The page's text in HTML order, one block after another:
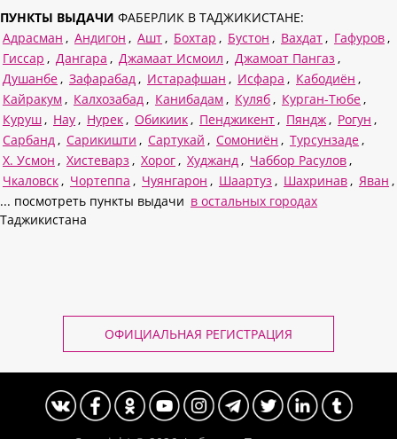
ПУНКТЫ ВЫДАЧИ ФАБЕРЛИК В ТАДЖИКИСТАНЕ:
Адрасман , Андигон , Ашт , Бохтар , Бустон , Вахдат , Гафуров ,
Гиссар , Дангара , Джамаат Исмоил , Джамоат Пангаз ,
Душанбе , Зафарабад , Истарафшан , Исфара , Кабодиён ,
Кайракум , Калхозабад , Канибадам , Куляб , Курган-Тюбе ,
Куруш , Нау , Нурек , Обикиик , Пенджикент , Пяндж , Рогун ,
Сарбанд , Сарикишти , Сартукай , Сомониён , Турсунзаде ,
Х. Усмон , Хистеварз , Хорог , Худжанд , Чаббор Расулов ,
Чкаловск , Чортеппа , Чуянгарон , Шаартуз , Шахринав , Яван ,
... посмотреть пункты выдачи в остальных городах
Таджикистана
ОФИЦИАЛЬНАЯ РЕГИСТРАЦИЯ